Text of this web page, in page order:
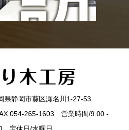
ト
問
静岡市葵区瀬名川1-27-53
265-1603 営業時間/9:00 -